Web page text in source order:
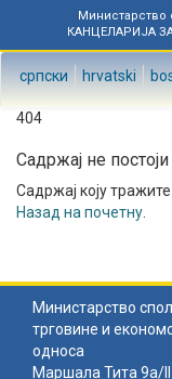
Министарство
КАНЦЕЛАРИЈА
српски hrvatski
404
Садржај не постоји
Садржај коју тражите
Назад на почетну
Министарство
трговине и
односа
Маршала Тита 9а/II